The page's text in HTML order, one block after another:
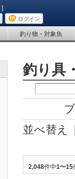
]
ログイン
釣り物・対象魚
釣り具
並べ替え
2,048件中1〜15